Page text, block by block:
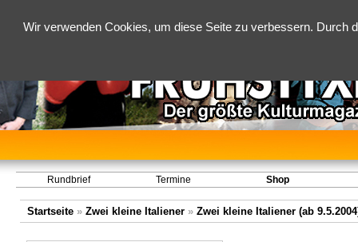
Wir verwenden Cookies, um diese Seite zu verbessern.
Rundbrief Termine Shop
Startseite» Zwei kleine Italiener» Zwei kleine Italiener (ab